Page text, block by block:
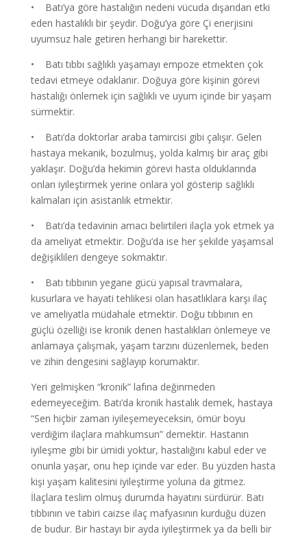
• Batı’ya göre hastalığın nedeni vücuda dışarıdan etki
eden hastalıklı bir şeydir. Doğu’ya göre Çi enerjisini
uyumsuz hale getiren herhangi bir harekettir.
• Batı tıbbı sağlıklı yaşamayı empoze etmekten çok
tedavi etmeye odaklanır. Doğuya göre kişinin görevi
hastalığı önlemek için sağlıklı ve uyum içinde bir yaşam
sürmektir.
• Batı’da doktorlar araba tamircisi gibi çalışır. Gelen
hastaya mekanik, bozulmuş, yolda kalmış bir araç gibi
yaklaşır. Doğu’da hekimin görevi hasta olduklarında
onları iyileştirmek yerine onlara yol gösterip sağlıklı
kalmaları için asistanlık etmektir.
• Batı’da tedavinin amacı belirtileri ilaçla yok etmek ya
da ameliyat etmektir. Doğu’da ise her şekilde yaşamsal
değişiklileri dengeye sokmaktır.
• Batı tıbbının yegane gücü yapısal travmalara,
kusurlara ve hayati tehlikesi olan hasatlıklara karşı ilaç
ve ameliyatla müdahale etmektir. Doğu tıbbının en
güçlü özelliği ise kronik denen hastalıkları önlemeye ve
anlamaya çalışmak, yaşam tarzını düzenlemek, beden
ve zihin dengesini sağlayıp korumaktır.
Yeri gelmişken “kronik” lafına değinmeden
edemeyeceğim. Batı’da kronik hastalık demek, hastaya
“Sen hiçbir zaman iyileşemeyeceksin, ömür boyu
verdiğim ilaçlara mahkumsun” demektir. Hastanın
iyileşme gibi bir ümidi yoktur, hastalığını kabul eder ve
onunla yaşar, onu hep içinde var eder. Bu yüzden hasta
kişi yaşam kalitesini iyileştirme yoluna da gitmez.
İlaçlara teslim olmuş durumda hayatını sürdürür. Batı
tıbbının ve tabiri caizse ilaç mafyasının kurduğu düzen
de budur. Bir hastayı bir ayda iyileştirmek ya da belli bir